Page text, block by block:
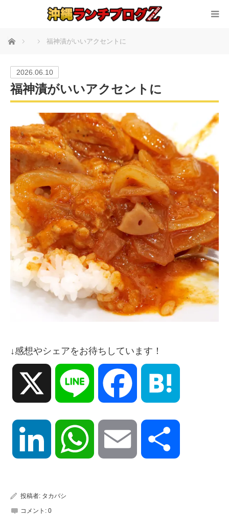
ホーム 福神漬がいいアクセントに
2026.06.10
福神漬がいいアクセントに
↓感想やシェアをお待ちしています！
Line Facebook
LinkedIn WhatsApp Email
投稿者: タカバシ
コメント: 0